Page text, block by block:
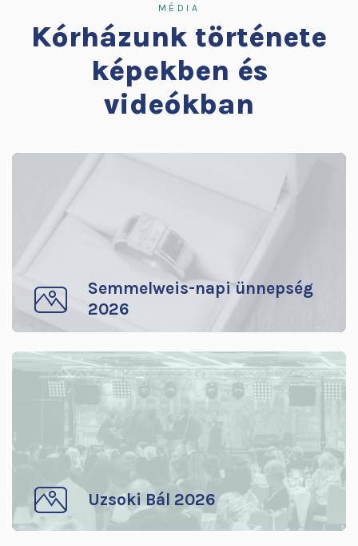
MÉDIA
Kórházunk története
képekben és
videókban
Semmelweis-napi ünnepség
2026
Uzsoki Bál 2026